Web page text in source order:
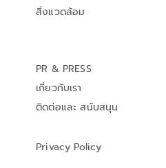
สิ่งแวดล้อม
PR & PRESS
เกี่ยวกับเรา
ติดต่อและ สนับสนุน
Privacy Policy